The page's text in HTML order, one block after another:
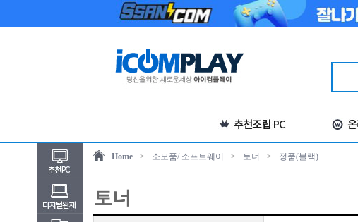
Home > 소모품/ 소프트웨어 > 토너 > 정품(블랙)
토너